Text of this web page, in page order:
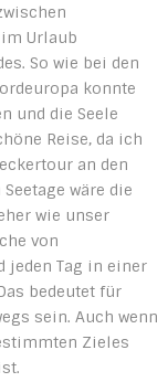
Urlaub
So wie bei den
konnte
und die Seele
Reise, da ich
an den
wäre die
wie unser
von
jeden Tag in einer
bedeutet für
sein. Auch wenn
Zieles